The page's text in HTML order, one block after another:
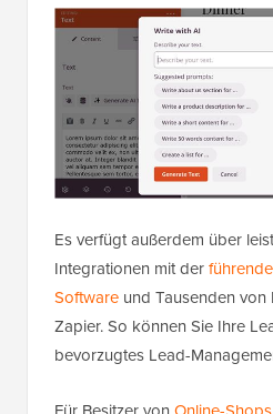
Es verfügt außerdem über
Integrationen mit der
Software und Tausenden
Zapier. So können Sie Ihre
bevorzugtes Lead-